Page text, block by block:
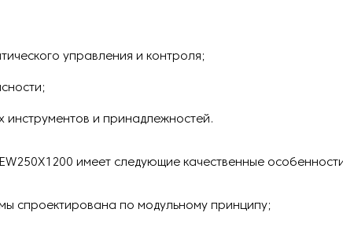
управления и контроля;
инструментов и принадлежностей.
имеет следующие качественные
спроектирована по модульному принципу;